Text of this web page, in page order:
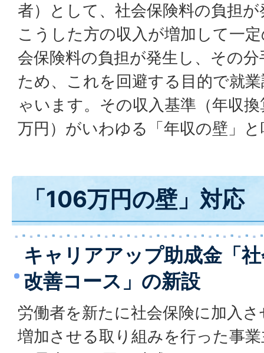
者）として、社会保険料の負担
こうした方の収入が増加して一
会保険料の負担が発生し、その
ため、これを回避する目的で就
ゃいます。その収入基準（年収
万円）がいわゆる「年収の壁」
「106万円の壁」対応
キャリアアップ助成金「
改善コース」の新設
労働者を新たに社会保険に加入
増加させる取り組みを行った事